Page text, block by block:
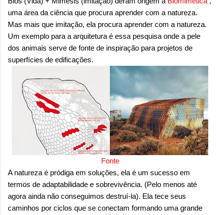
onde queremos envelhecer? A resposta da
maioria das p...
uma área da ciência que procura aprender com a natureza.
Mas mais que imitação, ela procura aprender com a natureza.
Um exemplo para a arquitetura é essa pesquisa onde a pele
dos animais serve de fonte de inspiração para projetos de
superfícies de edificações.
Fonte
A natureza é pródiga em soluções, ela é um sucesso em
termos de adaptabilidade e sobrevivência. (Pelo menos até
agora ainda não conseguimos destruí-la). Ela tece seus
caminhos por ciclos que se conectam formando uma grande